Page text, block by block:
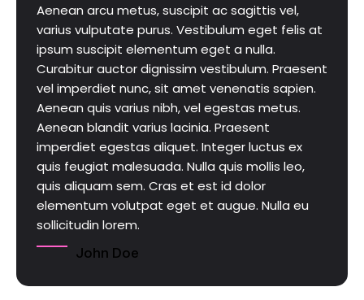
Aenean arcu metus, suscipit ac sagittis vel,
varius vulputate purus. Vestibulum eget felis at
ipsum suscipit elementum eget a nulla.
Curabitur auctor dignissim vestibulum. Praesent
vel imperdiet nunc, sit amet venenatis sapien.
Aenean quis varius nibh, vel egestas metus.
Aenean blandit varius lacinia. Praesent
imperdiet egestas aliquet. Integer luctus ex
quis feugiat malesuada. Nulla quis mollis leo,
quis aliquam sem. Cras et est id dolor
elementum volutpat eget et augue. Nulla eu
sollicitudin lorem.
John Doe